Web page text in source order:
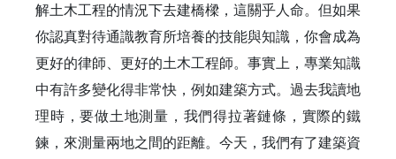
解土木工程的情況下去建橋樑，這關乎人命。但如果
你認真對待通識教育所培養的技能與知識，你會成為
更好的律師、更好的土木工程師。事實上，專業知識
中有許多變化得非常快，例如建築方式。過去我讀地
理時，要做土地測量，我們得拉著鏈條，實際的鐵
鍊，來測量兩地之間的距離。今天，我們有了建築資